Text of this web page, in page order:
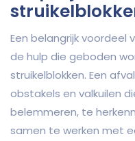
Een belangrijk voordeel
de hulp die geboden
struikelblokken. Een
obstakels en valkuilen
belemmeren, te
samen te werken met